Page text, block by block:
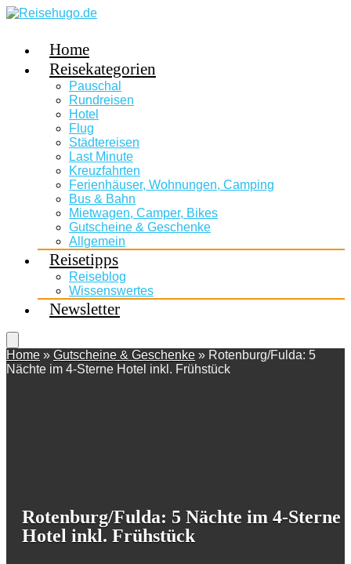
Home
Reisekategorien
Pauschal
Rundreisen
Hotel
Flug
Städtereisen
Last Minute
Kreuzfahrten
Ferienhäuser, Wohnungen, Camping
Bus & Bahn
Mietwagen, Camper, Bikes
Gutscheine & Geschenke
Allgemein
Reisetipps
Reiseblog
Wissenswertes
Newsletter
Home » Gutscheine & Geschenke » Rotenburg/Fulda: 5
Nächte im 4-Sterne Hotel inkl. Frühstück
Rotenburg/Fulda: 5 Nächte im 4-Sterne
Hotel inkl. Frühstück